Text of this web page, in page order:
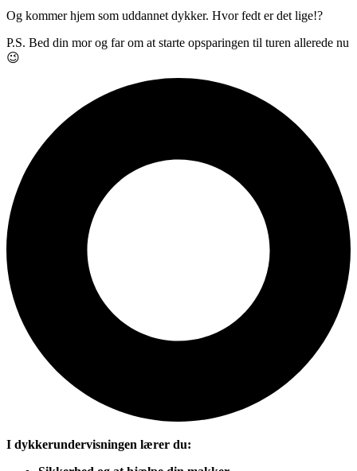
Og kommer hjem som uddannet dykker. Hvor fedt er det lige!?
P.S. Bed din mor og far om at starte opsparingen til turen allerede nu
😉
I dykkerundervisningen lærer du: